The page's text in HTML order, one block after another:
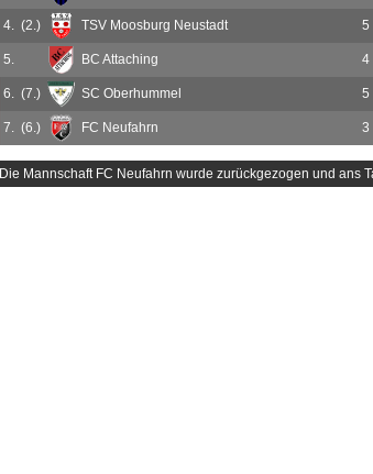
4. (2.) TSV Moosburg Neustadt 5
5. BC Attaching 4
6. (7.) SC Oberhummel 5
7. (6.) FC Neufahrn 3
Die Mannschaft FC Neufahrn wurde zurückgezogen und ans